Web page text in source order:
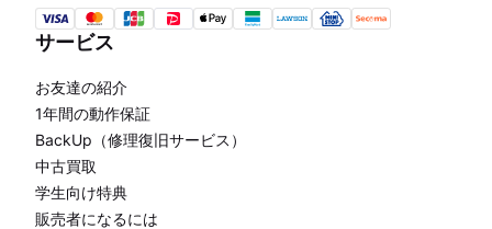
サービス
お友達の紹介
1年間の動作保証
BackUp（修理復旧サービス）
中古買取
学生向け特典
販売者になるには